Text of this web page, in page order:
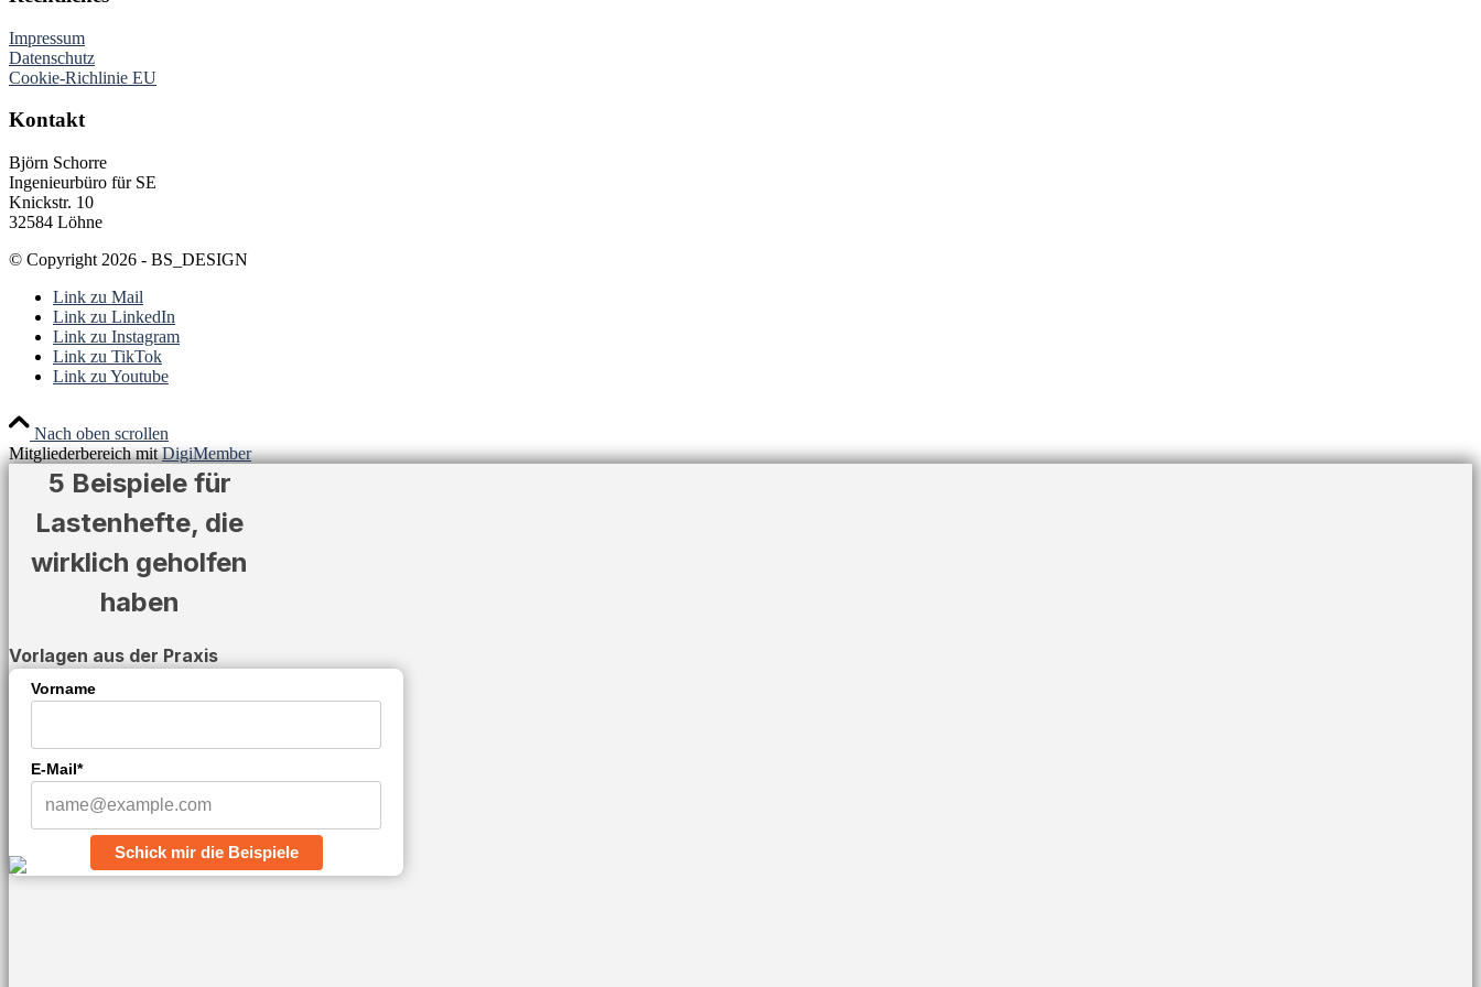
Impressum
Datenschutz
Cookie-Richlinie EU
Kontakt
Björn Schorre
Ingenieurbüro für SE
Knickstr. 10
32584 Löhne
© Copyright 2026 - BS_DESIGN
Link zu Mail
Link zu LinkedIn
Link zu Instagram
Link zu TikTok
Link zu Youtube
Nach oben scrollen
Mitgliederbereich mitDigiMember
5 Beispiele für
Lastenhefte, die
wirklich geholfen
haben
Vorlagen aus der Praxis
Vorname
E-Mail*
Schick mir die Beispiele